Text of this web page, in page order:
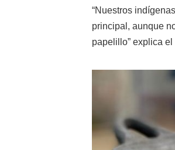
“Nuestros
principal, aunque
papelillo” explica el